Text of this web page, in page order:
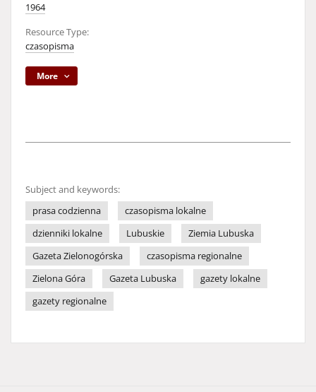
1964
Resource Type:
czasopisma
More
Subject and keywords:
prasa codzienna
czasopisma lokalne
dzienniki lokalne
Lubuskie
Ziemia Lubuska
Gazeta Zielonogórska
czasopisma regionalne
Zielona Góra
Gazeta Lubuska
gazety lokalne
gazety regionalne